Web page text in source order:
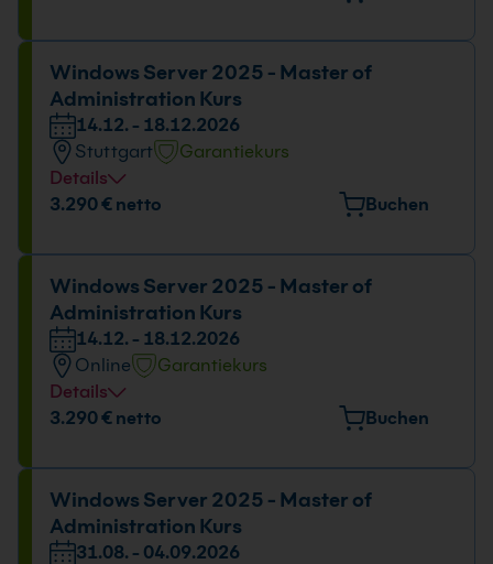
Datum und Uhrzeit
26.10. - 30.10.2026
09:00 - 16:00 Uhr
Windows Server 2025 - Master of
Administration Kurs
14.12. - 18.12.2026
Stuttgart
Garantiekurs
Details
Veranstaltungsort
Datum und Uhrzeit
14.12. - 18.12.2026
09:00 - 16:00 Uhr
3.290 € netto Buchen
Windows Server 2025 - Master of
Administration Kurs
14.12. - 18.12.2026
Online
Garantiekurs
Details
Datum und Uhrzeit
3.290 € netto Buchen
Windows Server 2025 - Master of
Administration Kurs
31.08. - 04.09.2026